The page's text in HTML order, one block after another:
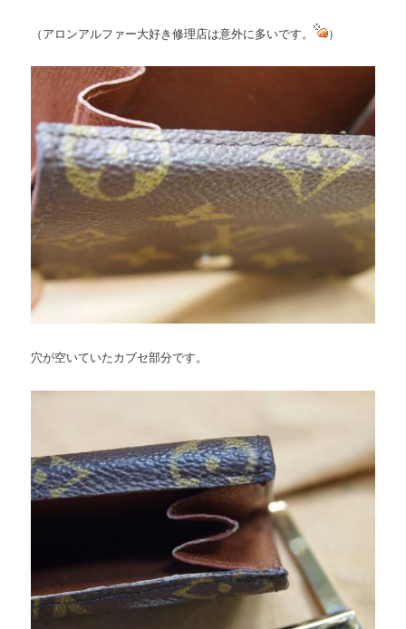
（アロンアルファー大好き修理店は意外に多いです。 ）
穴が空いていたカブセ部分です。